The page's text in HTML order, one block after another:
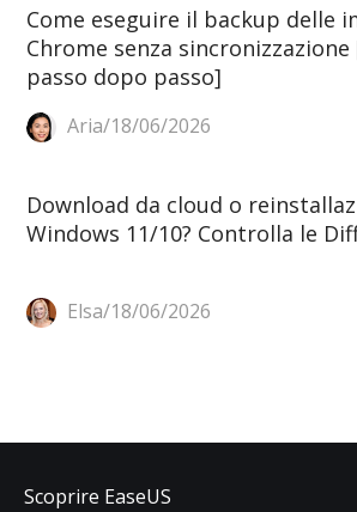
Come eseguire il backup delle
Chrome senza
passo dopo passo]
Aria/18/06/2026
Download da cloud o
Windows 11/10? Controlla le
Elsa/18/06/2026
Scoprire EaseUS